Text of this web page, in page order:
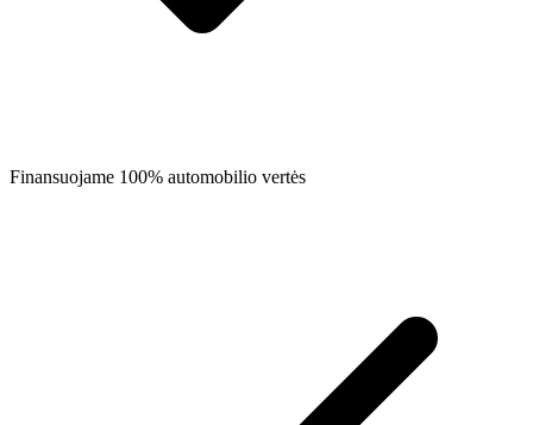
Finansuojame 100% automobilio vertės